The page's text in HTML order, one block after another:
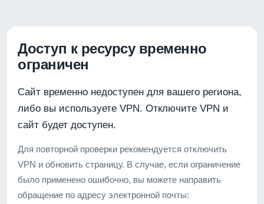
Доступ к ресурсу временно
ограничен
Сайт временно недоступен для вашего региона,
либо вы используете VPN. Отключите VPN и
сайт будет доступен.
Для повторной проверки рекомендуется отключить
VPN и обновить страницу. В случае, если ограничение
было применено ошибочно, вы можете направить
обращение по адресу электронной почты: